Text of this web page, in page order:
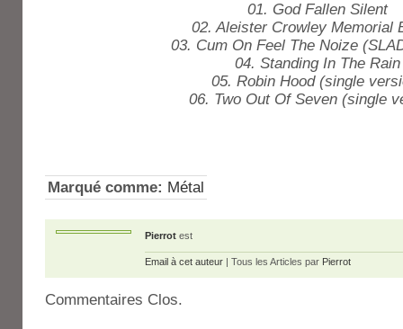
01. God Fallen Silent
02. Aleister Crowley Memorial
03. Cum On Feel The Noize
04. Standing In The Rain
05. Robin Hood (single
06. Two Out Of Seven (single
Marqué comme: Métal
Pierrot est
Email à cet auteur | Tous les Articles par Pierrot
Commentaires Clos.